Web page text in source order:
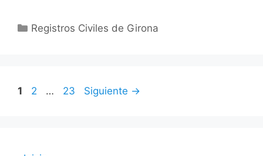
Categorías
Registros Civiles de Girona
Página
1 Página
2 … Página
23 Siguiente →